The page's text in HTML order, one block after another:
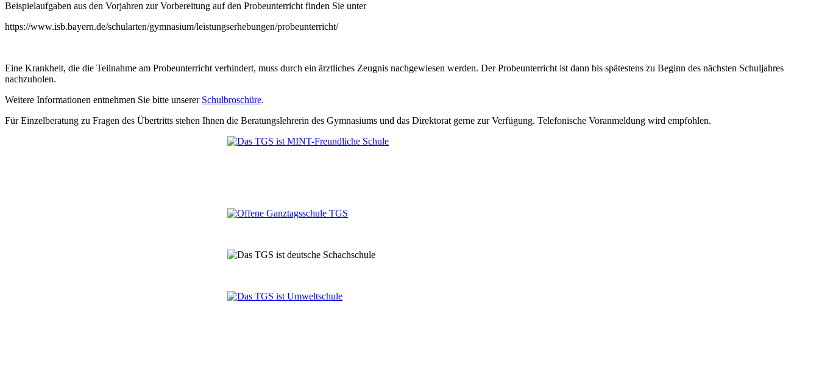
Beispielaufgaben aus den Vorjahren zur Vorbereitung auf den Probeunterricht finden Sie unter
https://www.isb.bayern.de/schularten/gymnasium/leistungserhebungen/probeunterricht/
Eine Krankheit, die die Teilnahme am Probeunterricht verhindert, muss durch ein ärztliches Zeugnis nachgewiesen werden. Der Probeunterricht ist dann bis spätestens zu Beginn des nächsten Schuljahres
nachzuholen.
Weitere Informationen entnehmen Sie bitte unserer Schulbroschüre.
Für Einzelberatung zu Fragen des Übertritts stehen Ihnen die Beratungslehrerin des Gymnasiums und das Direktorat gerne zur Verfügung. Telefonische Voranmeldung wird empfohlen.